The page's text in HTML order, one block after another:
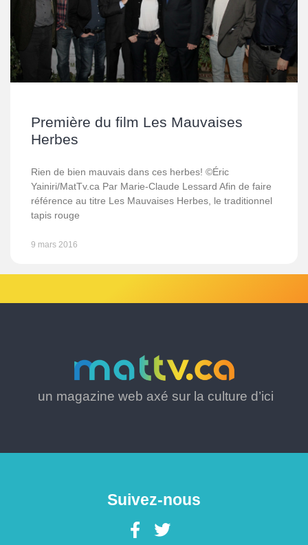
Première du film Les Mauvaises
Herbes
Rien de bien mauvais dans ces herbes! ©Éric
Yainiri/MatTv.ca Par Marie-Claude Lessard Afin de faire
référence au titre Les Mauvaises Herbes, le traditionnel
tapis rouge
9 mars 2016
un magazine web axé sur la culture d’ici
Suivez-nous